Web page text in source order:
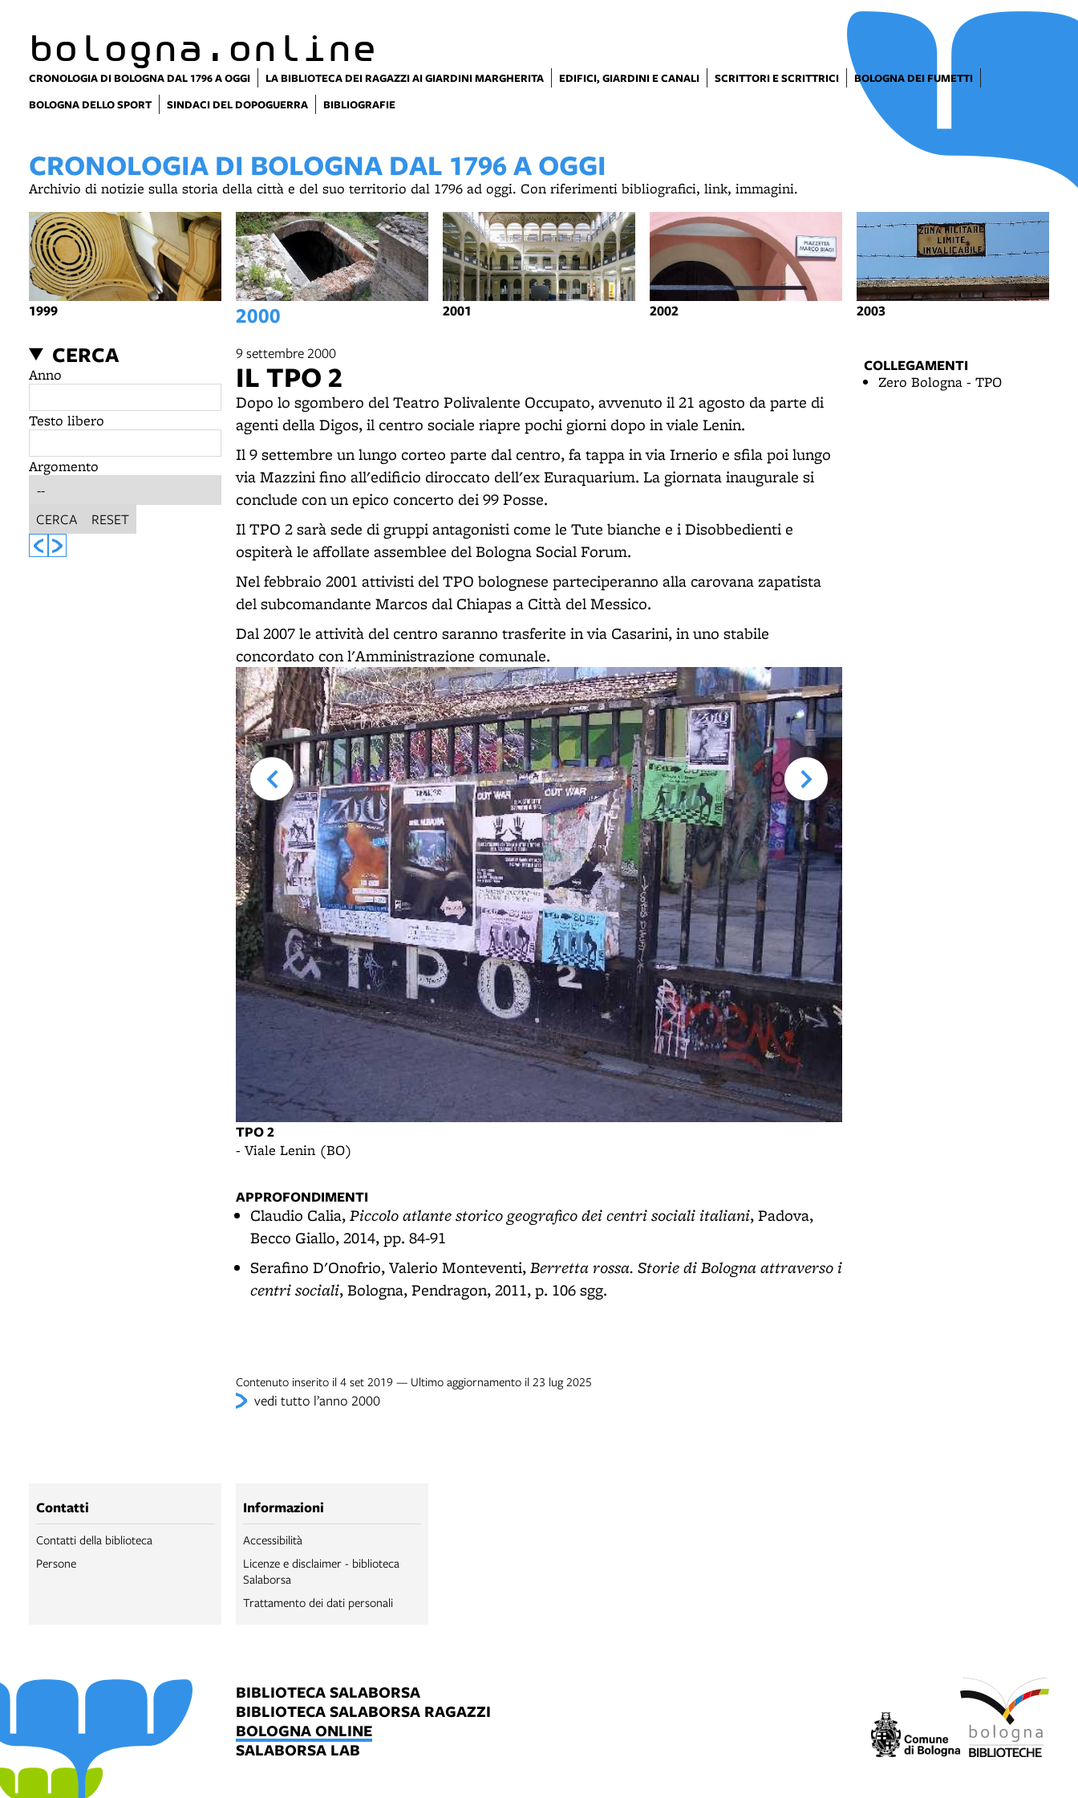
bologna.online
CRONOLOGIA DI BOLOGNA DAL 1796 A OGGI LA BIBLIOTECA DEI RAGAZZI AI GIARDINI MARGHERITA EDIFICI, GIARDINI E CANALI SCRITTORI E SCRITTRICI
BOLOGNA DEI FUMETTI
BOLOGNA DELLO SPORT
SINDACI DEL DOPOGUERRA BIBLIOGRAFIE
CRONOLOGIA DI BOLOGNA DAL 1796 A OGGI
Archivio di notizie sulla storia della città e del suo territorio dal 1796 ad oggi. Con riferimenti bibliografici, link, immagini.
1999 2000 2001 2002 2003
CERCA
Anno
Testo libero
Argomento
CERCA RESET
9 settembre 2000
IL TPO 2
Dopo lo sgombero del Teatro Polivalente Occupato, avvenuto il 21 agosto da parte di
agenti della Digos, il centro sociale riapre pochi giorni dopo in viale Lenin.
Il 9 settembre un lungo corteo parte dal centro, fa tappa in via Irnerio e sfila poi lungo
via Mazzini fino all'edificio diroccato dell'ex Euraquarium. La giornata inaugurale si
conclude con un epico concerto dei 99 Posse.
Il TPO 2 sarà sede di gruppi antagonisti come le Tute bianche e i Disobbedienti e
ospiterà le affollate assemblee del Bologna Social Forum.
Nel febbraio 2001 attivisti del TPO bolognese parteciperanno alla carovana zapatista
del subcomandante Marcos dal Chiapas a Città del Messico.
Dal 2007 le attività del centro saranno trasferite in via Casarini, in uno stabile
concordato con l'Amministrazione comunale.
TPO 2
- Viale Lenin (BO)
APPROFONDIMENTI
Claudio Calia,Piccolo atlante storico geografico dei centri sociali italiani, Padova,
Becco Giallo, 2014, pp. 84-91
Serafino D'Onofrio, Valerio Monteventi,Berretta rossa. Storie di Bologna attraverso i
centri sociali, Bologna, Pendragon, 2011, p. 106 sgg.
Contenuto inserito il 4 set 2019 — Ultimo aggiornamento il 23 lug 2025
vedi tutto l’anno 2000
COLLEGAMENTI
Zero Bologna - TPO
Contatti
Contatti della biblioteca
Persone
Informazioni
Accessibilità
Licenze e disclaimer - biblioteca
Salaborsa
Trattamento dei dati personali
BIBLIOTECA SALABORSA
BIBLIOTECA SALABORSA RAGAZZI
BOLOGNA ONLINE
SALABORSA LAB